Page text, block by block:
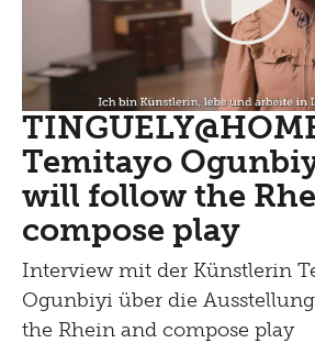
Temitayo
will follow the
compose play
Interview mit der Künstlerin
Ogunbiyi über die
the Rhein and compose play